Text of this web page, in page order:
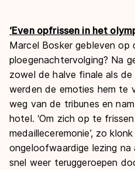
‘Even opfrissen in het
Marcel Bosker gebleven op
ploegenachtervolging? Na
zowel de halve finale als
werden de emoties hem te
weg van de tribunes en
hotel. ‘Om zich op te
medailleceremonie’, zo
ongeloofwaardige lezing
snel weer teruggeroepen